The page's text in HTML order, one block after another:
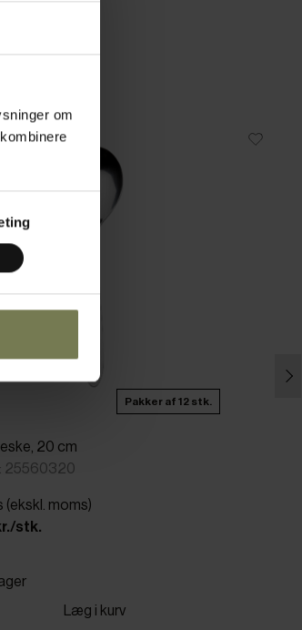
om
Pakker af 12 stk.
20 cm
25560320
(ekskl. moms)
stk.
Læg i kurv